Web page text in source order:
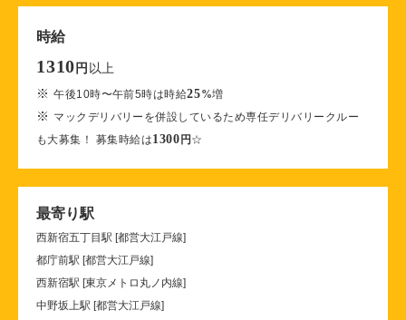
時給
1310 円 以上
※午後10時〜午前5時は時給25%増
※ マックデリバリーを併設しているため専任デリバリークルー
も大募集！ 募集時給は1300円☆
最寄り駅
西新宿五丁目駅 [都営大江戸線]
都庁前駅 [都営大江戸線]
西新宿駅 [東京メトロ丸ノ内線]
中野坂上駅 [都営大江戸線]